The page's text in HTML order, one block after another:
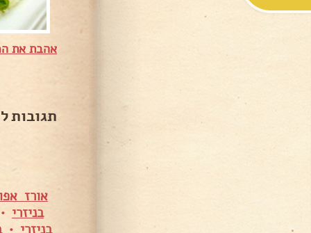
אהבת את
תגובות
אורז
בניזרי
בניזרי •